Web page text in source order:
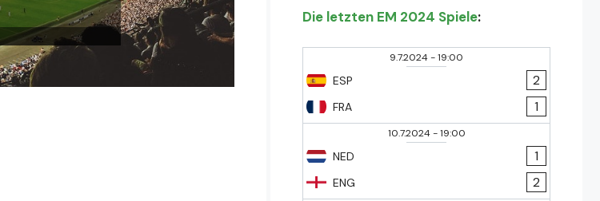
Die letzten EM 2024 Spiele:
9.7.2024-19:00
ESP
FRA
2
1
10.7.2024-19:00
NED
ENG
1
2